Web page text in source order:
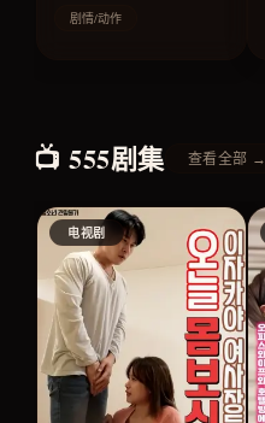
剧情/动作
📺 555剧集 查看全部 →
电视剧